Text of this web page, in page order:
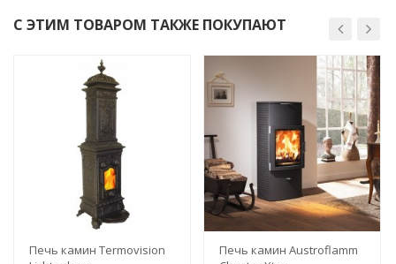
С ЭТИМ ТОВАРОМ ТАКЖЕ ПОКУПАЮТ
Печь камин Termovision
Печь камин Austroflamm